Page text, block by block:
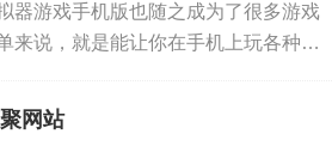
能在一定程度上实现手机玩电脑游戏
身体健康。
器游戏手机版也随之成为了很多游戏
来说，就是能让你在手机上玩各种经
网站